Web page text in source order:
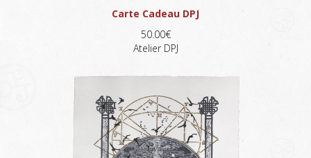
Carte Cadeau DPJ
50.00€
Atelier DPJ